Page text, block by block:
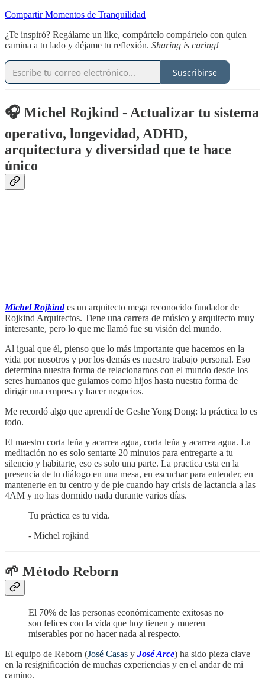
Compartir Momentos de Tranquilidad
¿Te inspiró? Regálame un like, compártelo compártelo con quien
camina a tu lado y déjame tu reflexión. Sharing is caring!
Suscribirse
🎧 Michel Rojkind - Actualizar tu sistema
operativo, longevidad, ADHD,
arquitectura y diversidad que te hace
único
Michel Rojkindes un arquitecto mega reconocido fundador de
Rojkind Arquitectos. Tiene una carrera de músico y arquitecto muy
interesante, pero lo que me llamó fue su visión del mundo.
Al igual que él, pienso que lo más importante que hacemos en la
vida por nosotros y por los demás es nuestro trabajo personal. Eso
determina nuestra forma de relacionarnos con el mundo desde los
seres humanos que guiamos como hijos hasta nuestra forma de
dirigir una empresa y hacer negocios.
Me recordó algo que aprendí de Geshe Yong Dong: la práctica lo es
todo.
El maestro corta leña y acarrea agua, corta leña y acarrea agua. La
meditación no es solo sentarte 20 minutos para entregarte a tu
silencio y habitarte, eso es solo una parte. La practica esta en la
presencia de tu diálogo en una mesa, en escuchar para entender, en
mantenerte en tu centro y de pie cuando hay crisis de lactancia a las
4AM y no has dormido nada durante varios días.
Tu práctica es tu vida.
- Michel rojkind
🌱 Método Reborn
El 70% de las personas económicamente exitosas no
son felices con la vida que hoy tienen y mueren
miserables por no hacer nada al respecto.
El equipo de Reborn (José Casas y José Arce) ha sido pieza clave
en la resignificación de muchas experiencias y en el andar de mi
camino.